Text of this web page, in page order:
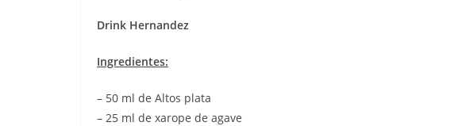
Drink Hernandez
Ingredientes:
– 50 ml de Altos plata
– 25 ml de xarope de agave